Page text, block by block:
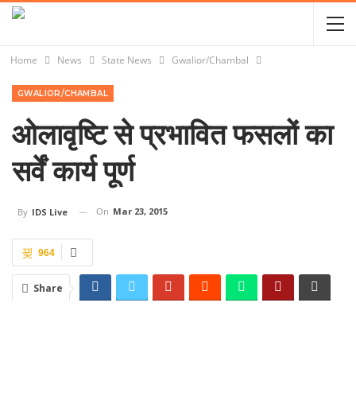
Home News State News Gwalior/Chambal
GWALIOR/CHAMBAL
ओलावृष्टि से प्रभावित फसलों का
सर्वें कार्य पूर्ण
By IDS Live On Mar 23, 2015
964
Share